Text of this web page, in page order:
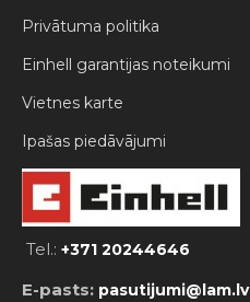
Privātuma politika
Einhell garantijas noteikumi
Vietnes karte
Ipašas piedāvājumi
Tel.: +371 20244646
E-pasts: pasutijumi@lam.lv